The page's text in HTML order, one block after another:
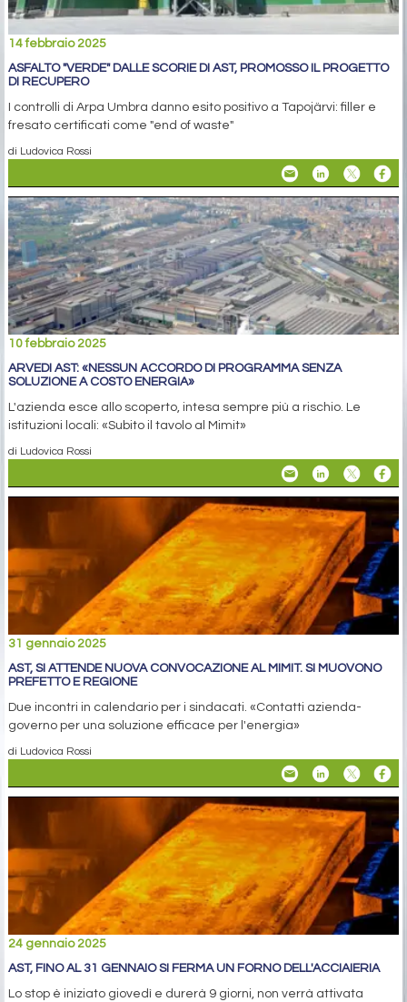
14 febbraio 2025
ASFALTO "VERDE" DALLE SCORIE DI AST, PROMOSSO IL PROGETTO
DI RECUPERO
I controlli di Arpa Umbra danno esito positivo a Tapojärvi: filler e
fresato certificati come "end of waste"
di Ludovica Rossi
10 febbraio 2025
ARVEDI AST: «NESSUN ACCORDO DI PROGRAMMA SENZA
SOLUZIONE A COSTO ENERGIA»
L'azienda esce allo scoperto, intesa sempre più a rischio. Le
istituzioni locali: «Subito il tavolo al Mimit»
di Ludovica Rossi
31 gennaio 2025
AST, SI ATTENDE NUOVA CONVOCAZIONE AL MIMIT. SI MUOVONO
PREFETTO E REGIONE
Due incontri in calendario per i sindacati. «Contatti azienda-
governo per una soluzione efficace per l'energia»
di Ludovica Rossi
24 gennaio 2025
AST, FINO AL 31 GENNAIO SI FERMA UN FORNO DELL'ACCIAIERIA
Lo stop è iniziato giovedì e durerà 9 giorni, non verrà attivata